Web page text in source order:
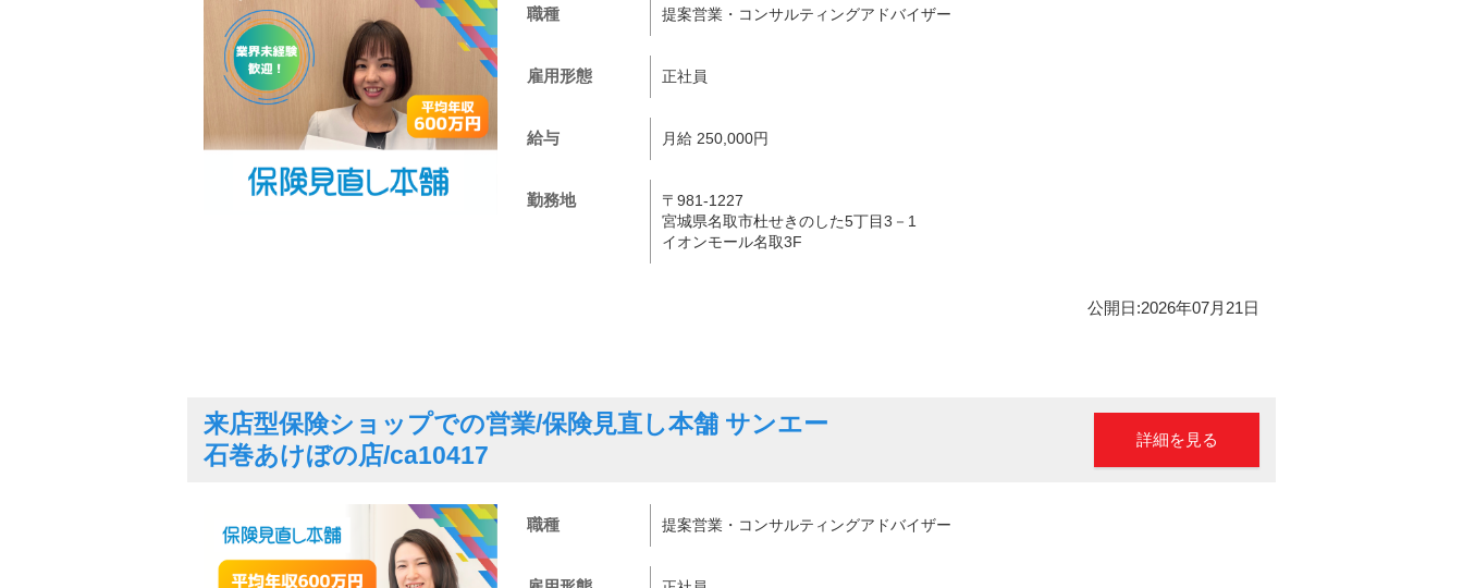
職種 提案営業・コンサルティングアドバイザー
雇用形態 正社員
給与 月給 250,000円
勤務地
〒981-1227
宮城県名取市杜せきのした5丁目3－1
イオンモール名取3F
公開日:2026年07月21日
来店型保険ショップでの営業/保険見直し本舗 サンエー
石巻あけぼの店/ca10417
詳細を見る
職種 提案営業・コンサルティングアドバイザー